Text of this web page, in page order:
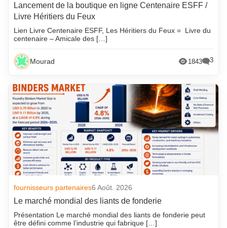
Lancement de la boutique en ligne Centenaire ESFF /
Livre Héritiers du Feux
Lien Livre Centenaire ESFF, Les Héritiers du Feux = Livre du
centenaire – Amicale des […]
Mourad 1843 3
fournisseurs partenaires6 Août. 2026
Le marché mondial des liants de fonderie
Présentation Le marché mondial des liants de fonderie peut
être défini comme l’industrie qui fabrique […]